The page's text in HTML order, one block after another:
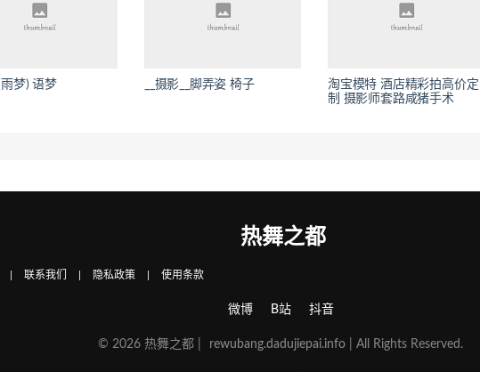
梦) 语梦 __摄影__脚弄姿 椅子
淘宝模特 酒店精彩拍高价定
制 摄影师套路咸猪手术
热舞之都
联系我们 隐私政策 使用条款
微博 B站 抖音
© 2026 热舞之都 | rewubang.dadujiepai.info | All Rights Reserved.